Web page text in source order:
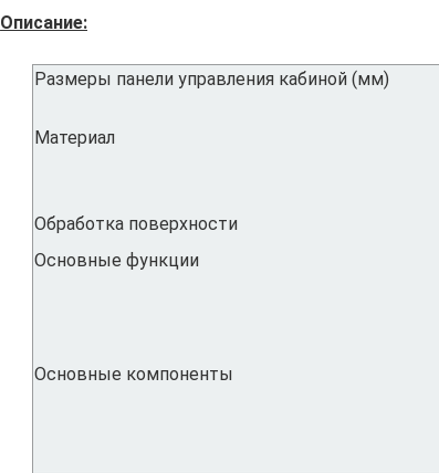
Описание:
Размеры панели управления кабиной (мм)
Материал
Обработка поверхности
Основные функции
Основные компоненты